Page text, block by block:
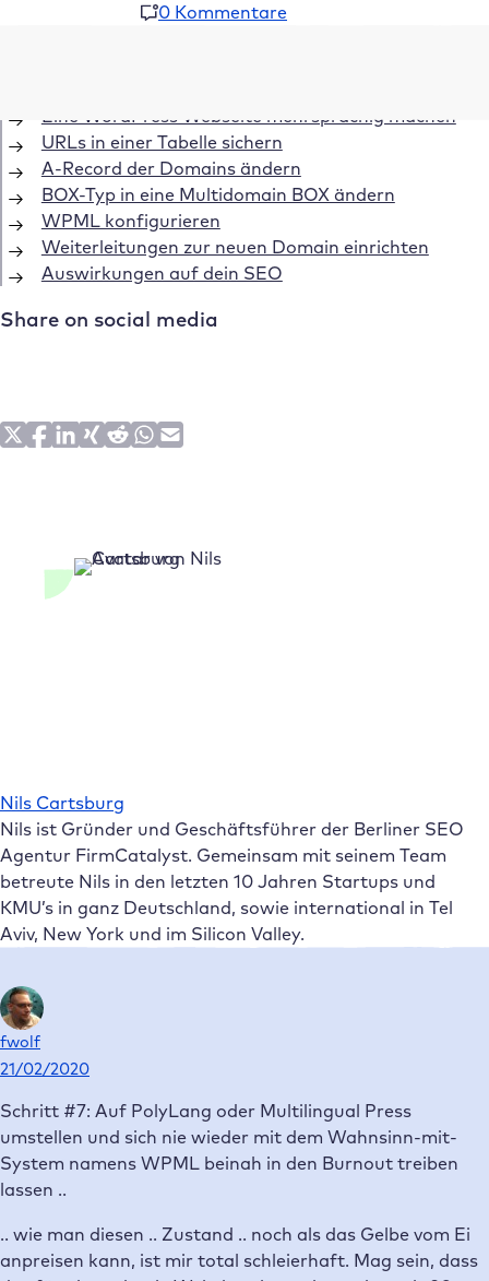
0 Kommentare
Eine WordPress Webseite mehrsprachig machen
URLs in einer Tabelle sichern
A-Record der Domains ändern
BOX-Typ in eine Multidomain BOX ändern
WPML konfigurieren
Weiterleitungen zur neuen Domain einrichten
Auswirkungen auf dein SEO
Share on social media
Nils Cartsburg
Nils ist Gründer und Geschäftsführer der Berliner SEO
Agentur FirmCatalyst. Gemeinsam mit seinem Team
betreute Nils in den letzten 10 Jahren Startups und
KMU’s in ganz Deutschland, sowie international in Tel
Aviv, New York und im Silicon Valley.
fwolf
21/02/2020
Schritt #7: Auf PolyLang oder Multilingual Press
umstellen und sich nie wieder mit dem Wahnsinn-mit-
System namens WPML beinah in den Burnout treiben
lassen ..
.. wie man diesen .. Zustand .. noch als das Gelbe vom Ei
anpreisen kann, ist mir total schleierhaft. Mag sein, dass